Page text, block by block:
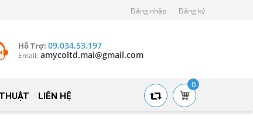
Đăng nhập Đăng ký
Hỗ Trợ: 09.034.53.197
Email: amycoltd.mai@gmail.com
LIÊN HỆ
0